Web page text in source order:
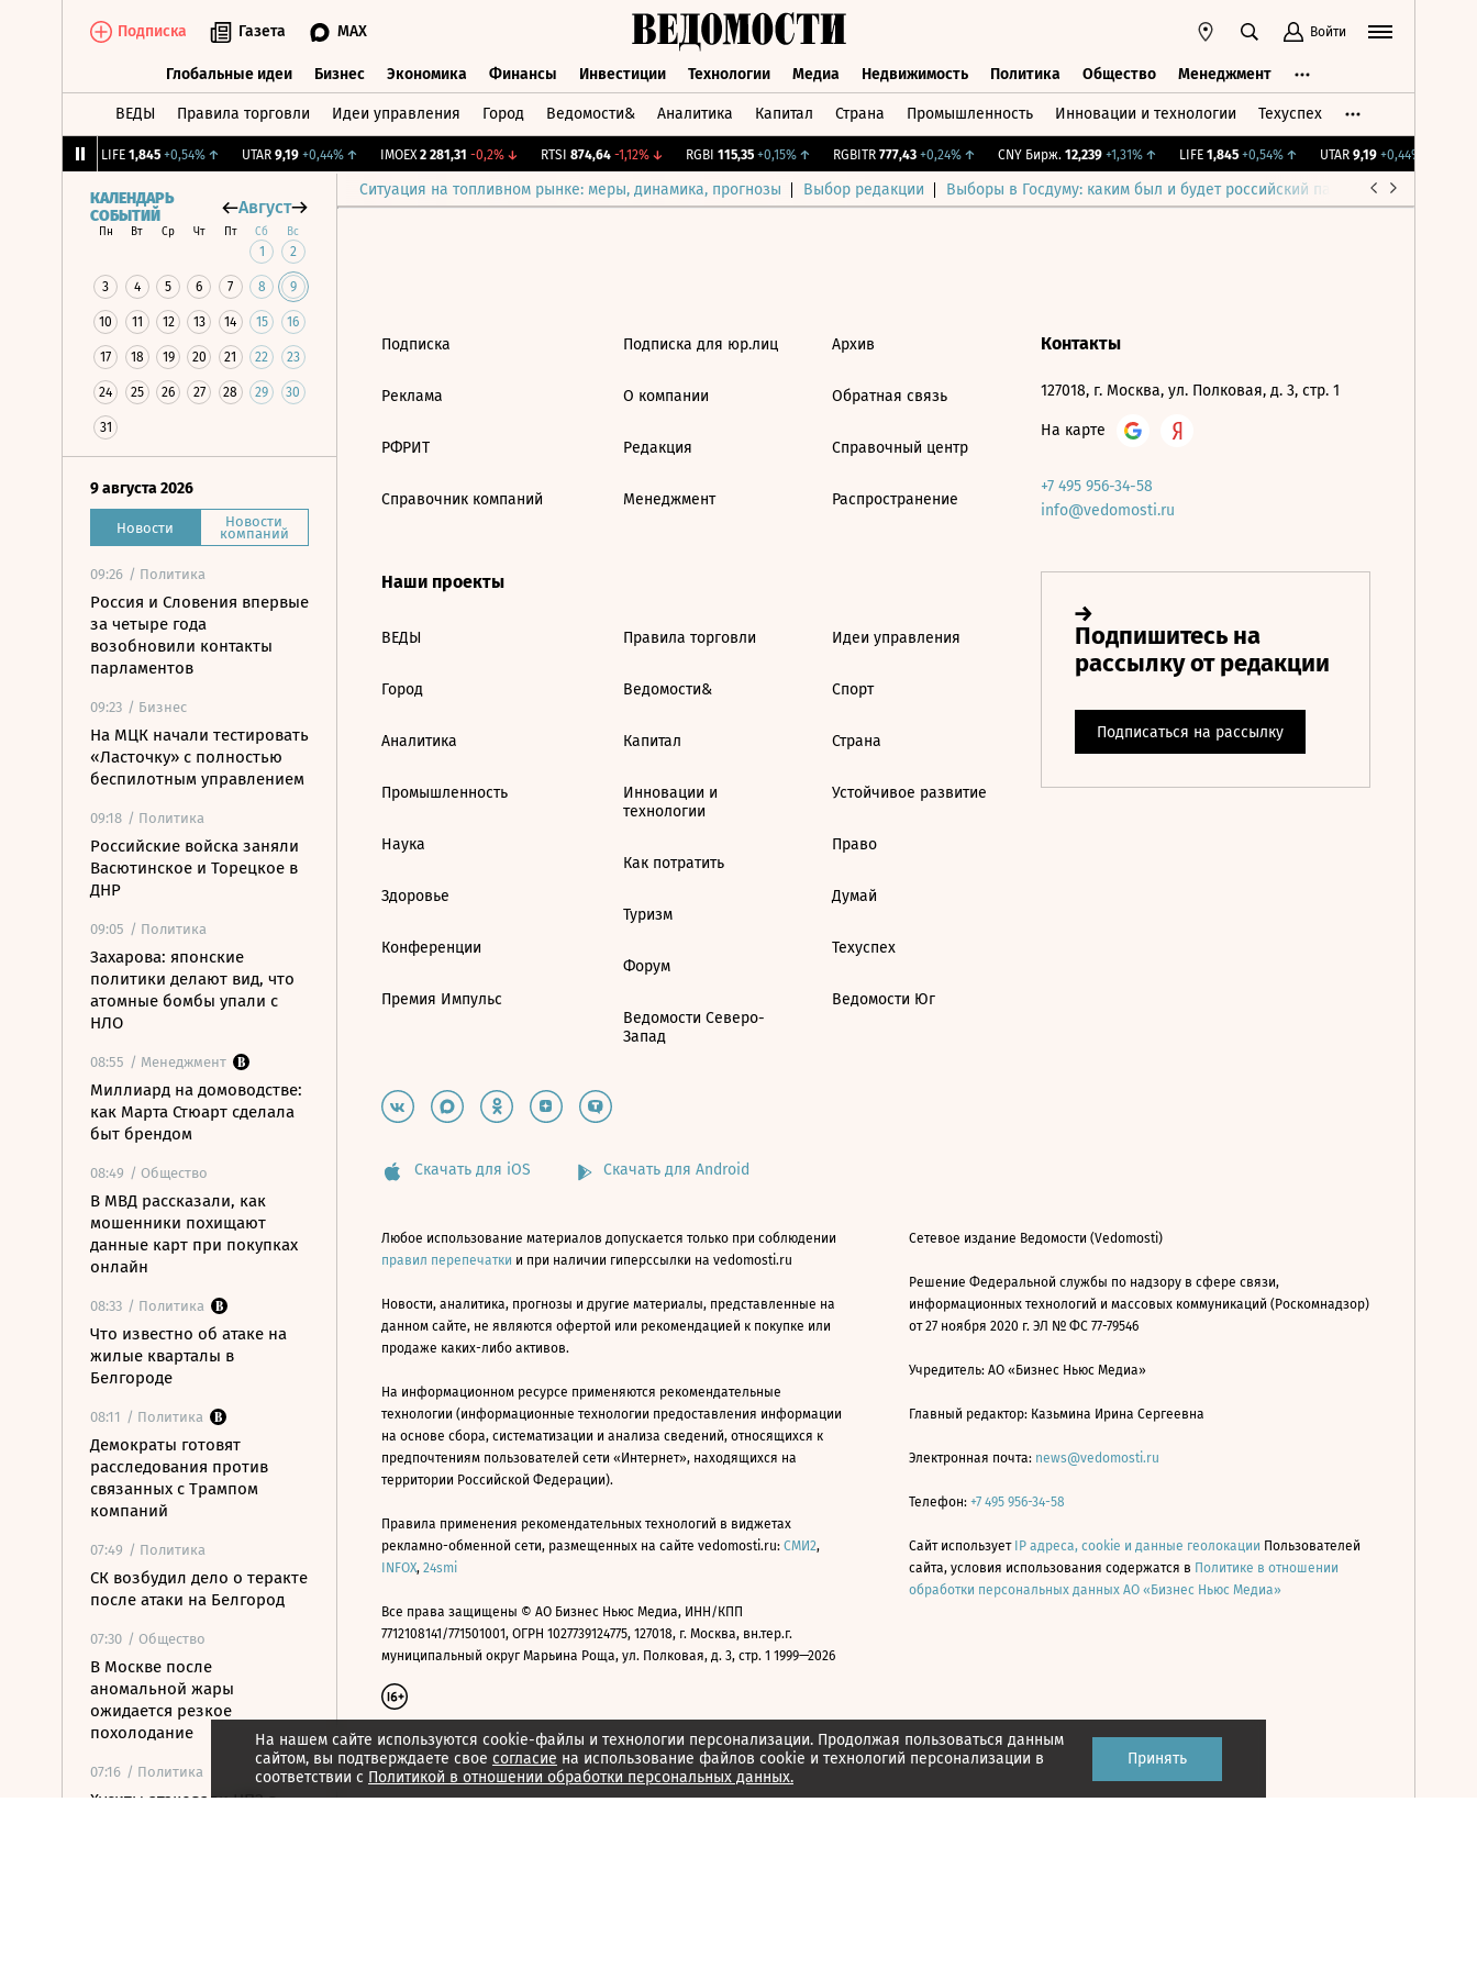
Подписка Газета MAX Войти
Глобальные идеи Бизнес Экономика Финансы Инвестиции Технологии Медиа Недвижимость Политика Общество Менеджмент
ВЕДЫ Правила торговли Идеи управления Город Ведомости& Аналитика Капитал Страна Промышленность Инновации и технологии Техуспех
LIFE 1,845 +0,54%↑ UTAR 9,19 +0,44%↑ IMOEX 2 281,31 -0,2%↓ RTSI 874,64 -1,12%↓ RGBI 115,35 +0,15%↑ RGBITR 777,43 +0,24%↑ CNY Бирж. 12,239 +1,31%↑ LIFE 1,845 +0,54%↑ UTAR 9,19 +0,44%
Ситуация на топливном рынке: меры, динамика, прогнозы Выбор редакции Выборы в Госдуму: каким был и будет российский парламент
КАЛЕНДАРЬ
СОБЫТИЙ
Август
Пн Вт Ср Чт Пт Сб Вс
1 2
3 4 5 6 7 8 9
10 11 12 13 14 15 16
17 18 19 20 21 22 23
24 25 26 27 28 29 30
31
9 августа 2026
Новости Новости
компаний
09:26 / Политика
Россия и Словения впервые
за четыре года
возобновили контакты
парламентов
09:23 / Бизнес
На МЦК начали тестировать
«Ласточку» с полностью
беспилотным управлением
09:18 / Политика
Российские войска заняли
Васютинское и Торецкое в
ДНР
09:05 / Политика
Захарова: японские
политики делают вид, что
атомные бомбы упали с
НЛО
08:55 / Менеджмент
Миллиард на домоводстве:
как Марта Стюарт сделала
быт брендом
08:49 / Общество
В МВД рассказали, как
мошенники похищают
данные карт при покупках
онлайн
08:33 / Политика
Что известно об атаке на
жилые кварталы в
Белгороде
08:11 / Политика
Демократы готовят
расследования против
связанных с Трампом
компаний
07:49 / Политика
СК возбудил дело о теракте
после атаки на Белгород
07:30 / Общество
В Москве после
аномальной жары
ожидается резкое
похолодание
07:16 / Политика
Хуситы атаковали НПЗ в
На нашем сайте используются cookie-файлы и технологии персонализации. Продолжая пользоваться данным
сайтом, вы подтверждаете свое согласие на использование файлов cookie и технологий персонализации в
соответствии с Политикой в отношении обработки персональных данных.
Принять
Подписка
Реклама
РФРИТ
Справочник компаний
Подписка для юр.лиц
О компании
Редакция
Менеджмент
Архив
Обратная связь
Справочный центр
Распространение
Наши проекты
ВЕДЫ
Город
Аналитика
Промышленность
Наука
Здоровье
Конференции
Премия Импульс
Правила торговли
Ведомости&
Капитал
Инновации и
технологии
Как потратить
Туризм
Форум
Ведомости Северо-
Запад
Идеи управления
Спорт
Страна
Устойчивое развитие
Право
Думай
Техуспех
Ведомости Юг
Контакты
127018, г. Москва, ул. Полковая, д. 3, стр. 1
На карте
+7 495 956-34-58
info@vedomosti.ru
Скачать для iOS Скачать для Android
Любое использование материалов допускается только при соблюдении
правил перепечатки и при наличии гиперссылки на vedomosti.ru
Новости, аналитика, прогнозы и другие материалы, представленные на
данном сайте, не являются офертой или рекомендацией к покупке или
продаже каких-либо активов.
На информационном ресурсе применяются рекомендательные
технологии (информационные технологии предоставления информации
на основе сбора, систематизации и анализа сведений, относящихся к
предпочтениям пользователей сети «Интернет», находящихся на
территории Российской Федерации).
Правила применения рекомендательных технологий в виджетах
рекламно-обменной сети, размещенных на сайте vedomosti.ru: СМИ2,
INFOX, 24smi
Все права защищены © АО Бизнес Ньюс Медиа, ИНН/КПП
7712108141/771501001, ОГРН 1027739124775, 127018, г. Москва, вн.тер.г.
муниципальный округ Марьина Роща, ул. Полковая, д. 3, стр. 1 1999—2026
Сетевое издание Ведомости (Vedomosti)
Решение Федеральной службы по надзору в сфере связи,
информационных технологий и массовых коммуникаций (Роскомнадзор)
от 27 ноября 2020 г. ЭЛ № ФС 77-79546
Учредитель: АО «Бизнес Ньюс Медиа»
Главный редактор: Казьмина Ирина Сергеевна
Электронная почта: news@vedomosti.ru
Телефон: +7 495 956-34-58
Сайт использует IP адреса, cookie и данные геолокации Пользователей
сайта, условия использования содержатся в Политике в отношении
обработки персональных данных АО «Бизнес Ньюс Медиа»